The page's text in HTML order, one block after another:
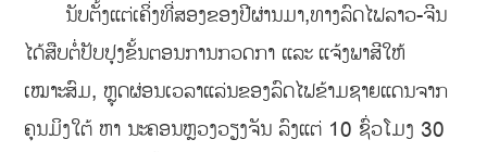
ນັບຕັ້ງແຕ່ເຄິ່ງທີ່ສອງຂອງປີຜ່ານມາ,ທາງລົດໄຟລາວ-ຈີນ
ໄດ້ສືບຕໍ່ປັບປຸງຂັ້ນຕອນການກວດກາ ແລະ ແຈ້ງພາສີໃຫ້
ເໝາະສົມ, ຫຼຸດຜ່ອນເວລາແລ່ນຂອງລົດໄຟຂ້າມຊາຍແດນຈາກ
ຄຸນມິງໃຕ້ ຫາ ນະຄອນຫຼວງວຽງຈັນ ລົງແຕ່ 10 ຊົ່ວໂມງ 30